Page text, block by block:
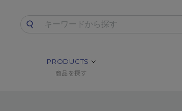
PRODUCTS
商品を探す